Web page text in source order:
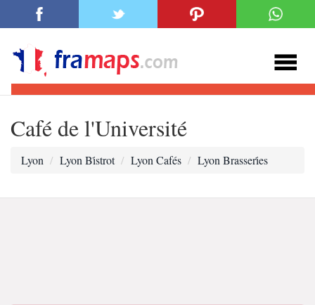
Café de l'Université
Lyon Lyon Bi̇strot Lyon Cafés Lyon Brasseri̇es